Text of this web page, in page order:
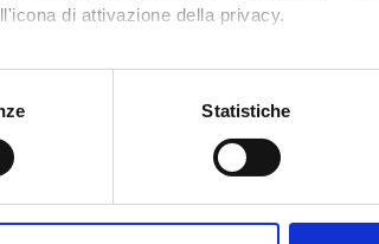
di attivazione della privacy.
geografica, con un'approssimazione di
dalla Dichiarazione sui cookie.
Statistiche